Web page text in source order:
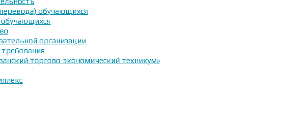
обучающихся
организации
торгово-экономический техникум»